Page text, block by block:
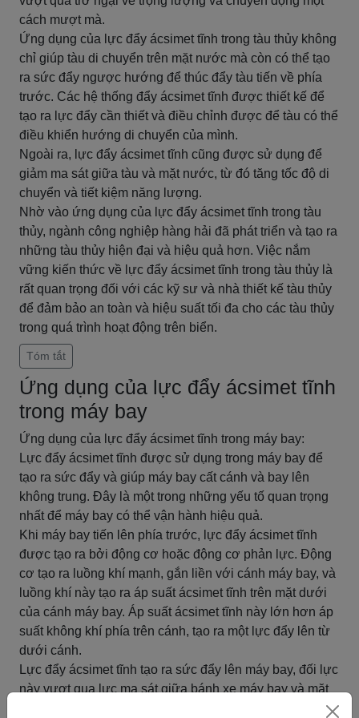
cách mượt mà.
Ứng dụng của lực đẩy ácsimet tĩnh trong tàu thủy không
chỉ giúp tàu di chuyển trên mặt nước mà còn có thể tạo
ra sức đẩy ngược hướng để thúc đẩy tàu tiến về phía
trước. Các hệ thống đẩy ácsimet tĩnh được thiết kế để
tạo ra lực đẩy cần thiết và điều chỉnh được để tàu có thể
điều khiển hướng di chuyển của mình.
Ngoài ra, lực đẩy ácsimet tĩnh cũng được sử dụng để
giảm ma sát giữa tàu và mặt nước, từ đó tăng tốc độ di
chuyển và tiết kiệm năng lượng.
Nhờ vào ứng dụng của lực đẩy ácsimet tĩnh trong tàu
thủy, ngành công nghiệp hàng hải đã phát triển và tạo ra
những tàu thủy hiện đại và hiệu quả hơn. Việc nắm
vững kiến thức về lực đẩy ácsimet tĩnh trong tàu thủy là
rất quan trọng đối với các kỹ sư và nhà thiết kế tàu thủy
để đảm bảo an toàn và hiệu suất tối đa cho các tàu thủy
trong quá trình hoạt động trên biển.
Tóm tắt
Ứng dụng của lực đẩy ácsimet tĩnh
trong máy bay
Ứng dụng của lực đẩy ácsimet tĩnh trong máy bay:
Lực đẩy ácsimet tĩnh được sử dụng trong máy bay để
tạo ra sức đẩy và giúp máy bay cất cánh và bay lên
không trung. Đây là một trong những yếu tố quan trọng
nhất để máy bay có thể vận hành hiệu quả.
Khi máy bay tiến lên phía trước, lực đẩy ácsimet tĩnh
được tạo ra bởi động cơ hoặc động cơ phản lực. Động
cơ tạo ra luồng khí mạnh, gắn liền với cánh máy bay, và
luồng khí này tạo ra áp suất ácsimet tĩnh trên mặt dưới
của cánh máy bay. Áp suất ácsimet tĩnh này lớn hơn áp
suất không khí phía trên cánh, tạo ra một lực đẩy lên từ
dưới cánh.
Lực đẩy ácsimet tĩnh tạo ra sức đẩy lên máy bay, đối lực
này vượt qua lực ma sát giữa bánh xe máy bay và mặt